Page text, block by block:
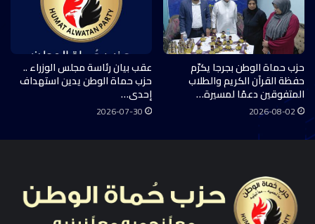
حزب حماة الوطن بجرجا يكرّم
حفظة القرآن الكريم والطلاب
المتفوقين دعمًا لمسيرة…
2026-08-02
عقب بيان رئاسة مجلس الوزراء ..
حزب حماة الوطن يدين استهداف
إحدى…
2026-07-30